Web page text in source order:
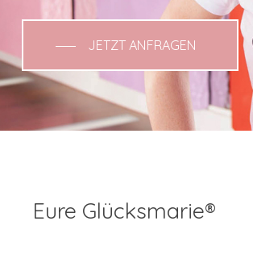
JETZT ANFRAGEN
Eure Glücksmarie®